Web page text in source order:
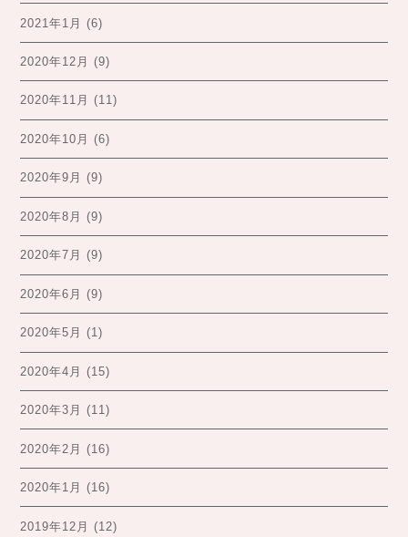
2021年1月 (6)
2020年12月 (9)
2020年11月 (11)
2020年10月 (6)
2020年9月 (9)
2020年8月 (9)
2020年7月 (9)
2020年6月 (9)
2020年5月 (1)
2020年4月 (15)
2020年3月 (11)
2020年2月 (16)
2020年1月 (16)
2019年12月 (12)